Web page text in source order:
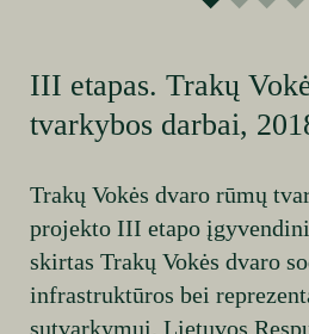
III etapas. Trakų
tvarkybos darbai,
Trakų Vokės dvaro rūmų
projekto III etapo
skirtas Trakų Vokės dvaro
infrastruktūros bei
sutvarkymui. Lietuvos